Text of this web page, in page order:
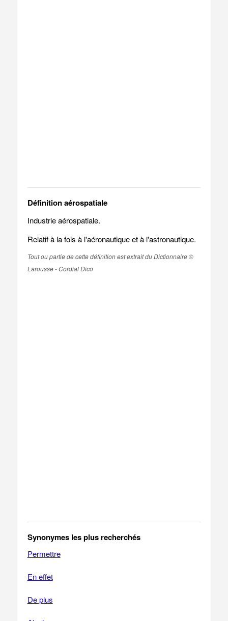
Définition aérospatiale
Industrie aérospatiale.
Relatif à la fois à l'aéronautique et à l'astronautique.
Tout ou partie de cette définition est extrait du Dictionnaire ©
Larousse - Cordial Dico
Synonymes les plus recherchés
Permettre
En effet
De plus